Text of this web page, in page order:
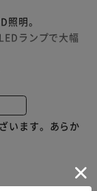
明。
ランプで大幅
を大幅に削減。
ンプからエコハ
減。
います。あらか